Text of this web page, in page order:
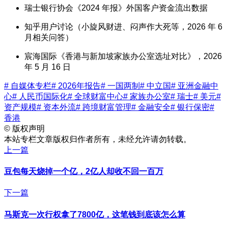
瑞士银行协会《2024 年报》外国客户资金流出数据
知乎用户讨论（小旋风财进、闷声作大死等，2026 年 6
月相关问答）
宸海国际《香港与新加坡家族办公室选址对比》，2026
年 5 月 16 日
# 自媒体专栏# 2026年报告# 一国两制 # 中立国# 亚洲金融中
心# 人民币国际化# 全球财富中心# 家族办公室# 瑞士# 美元#
资产规模# 资本外流# 跨境财富管理# 金融安全# 银行保密#
香港
© 版权声明
本站专栏文章版权归作者所有，未经允许请勿转载。
上一篇
豆包每天烧掉一个亿，2亿人却收不回一百万
下一篇
马斯克一次行权拿了7800亿，这笔钱到底该怎么算